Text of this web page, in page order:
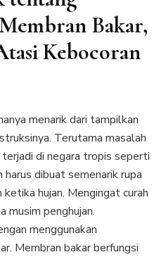
Bakar,
Kebocoran
menarik dari tampilkan
Terutama masalah
di negara tropis seperti
dibuat semenarik rupa
hujan. Mengingat curah
musim penghujan.
menggunakan
Membran bakar berfungsi